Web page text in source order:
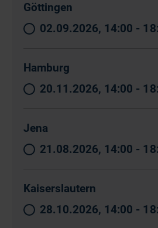
Göttingen
02.09.2026, 14:00 -
Hamburg
20.11.2026, 14:00 -
Jena
21.08.2026, 14:00 -
Kaiserslautern
28.10.2026, 14:00 -